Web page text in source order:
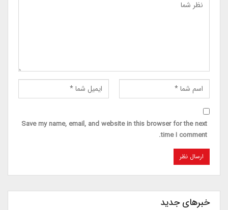
Save my name, email, and website in this browser for the next
time I comment.
خبرهای جدید